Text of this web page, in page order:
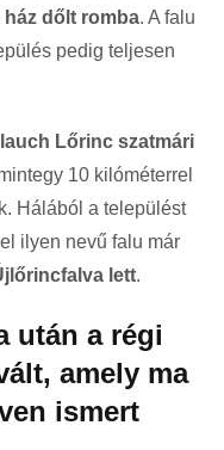
ház dőlt romba. A falu
pedig teljesen
Lőrinc szatmári
10 kilóméterrel
Hálából a települést
ilyen nevű falu már
lett.
után a régi
amely ma
ismert